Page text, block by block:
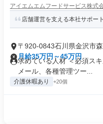
アイエムエムフードサービス株式
店舗運営を支える本社サポー
〒920-0843石川県金沢市
月給35万円～45万円
求めている人材 ＜必須ス
メール、各種管理ツー...
介護休暇あり +20個